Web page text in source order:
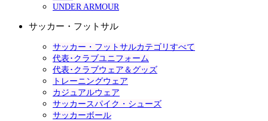
UNDER ARMOUR
サッカー・フットサル
サッカー・フットサルカテゴリすべて
代表･クラブユニフォーム
代表･クラブウェア＆グッズ
トレーニングウェア
カジュアルウェア
サッカースパイク・シューズ
サッカーボール